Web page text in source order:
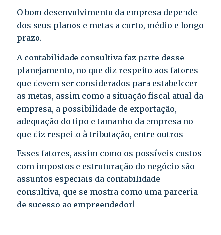
O bom desenvolvimento da empresa depende
dos seus planos e metas a curto, médio e longo
prazo.
A contabilidade consultiva faz parte desse
planejamento, no que diz respeito aos fatores
que devem ser considerados para estabelecer
as metas, assim como a situação fiscal atual da
empresa, a possibilidade de exportação,
adequação do tipo e tamanho da empresa no
que diz respeito à tributação, entre outros.
Esses fatores, assim como os possíveis custos
com impostos e estruturação do negócio são
assuntos especiais da contabilidade
consultiva, que se mostra como uma parceria
de sucesso ao empreendedor!